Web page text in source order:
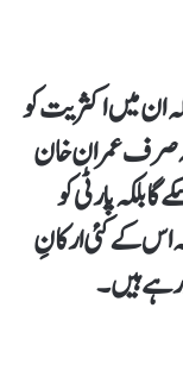
میں اکثریت کو
صرف عمران خان
بلکہ پارٹی کو
اس کے کئی ارکانِ
رہے ہیں۔